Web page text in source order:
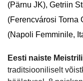
(Pärnu JK), Getriin
(Ferencvárosi Torna
(Napoli Femminile,
Eesti naiste
traditsiooniliselt